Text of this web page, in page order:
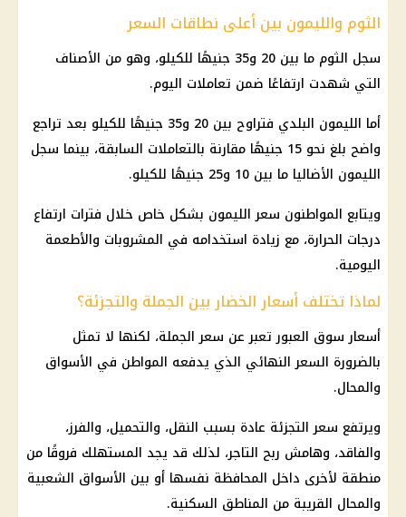
الثوم والليمون بين أعلى نطاقات السعر
سجل الثوم ما بين 20 و35 جنيهًا للكيلو، وهو من الأصناف
التي شهدت ارتفاعًا ضمن تعاملات اليوم.
أما الليمون البلدي فتراوح بين 20 و35 جنيهًا للكيلو بعد تراجع
واضح بلغ نحو 15 جنيهًا مقارنة بالتعاملات السابقة، بينما سجل
الليمون الأضاليا ما بين 10 و25 جنيهًا للكيلو.
ويتابع المواطنون سعر الليمون بشكل خاص خلال فترات ارتفاع
درجات الحرارة، مع زيادة استخدامه في المشروبات والأطعمة
اليومية.
لماذا تختلف أسعار الخضار بين الجملة والتجزئة؟
أسعار سوق العبور تعبر عن سعر الجملة، لكنها لا تمثل
بالضرورة السعر النهائي الذي يدفعه المواطن في الأسواق
والمحال.
ويرتفع سعر التجزئة عادة بسبب النقل، والتحميل، والفرز،
والفاقد، وهامش ربح التاجر، لذلك قد يجد المستهلك فروقًا من
منطقة لأخرى داخل المحافظة نفسها أو بين الأسواق الشعبية
والمحال القريبة من المناطق السكنية.